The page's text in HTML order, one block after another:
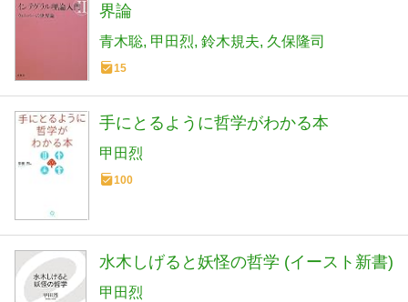
界論
青木聡 甲田烈 鈴木規夫 久保隆司
15
手にとるように哲学がわかる本
甲田烈
100
水木しげると妖怪の哲学 (イースト新書)
甲田烈